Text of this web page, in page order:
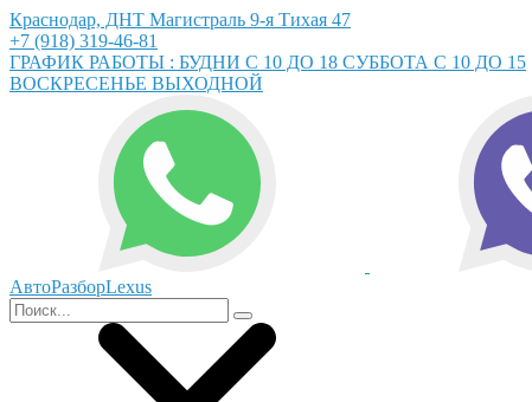
Краснодар, ДНТ Магистраль 9-я Тихая 47
+7 (918) 319-46-81
ГРАФИК РАБОТЫ : БУДНИ С 10 ДО 18 СУББОТА С 10 ДО 15
ВОСКРЕСЕНЬЕ ВЫХОДНОЙ
АвтоРазборLexus